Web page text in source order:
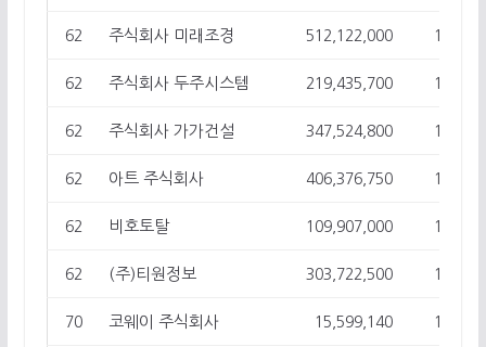
62 주식회사 미래조경 512,122,000 11
62 주식회사 두주시스템 219,435,700 11
62 주식회사 가가건설 347,524,800 11
62 아트 주식회사 406,376,750 11
62 비호토탈 109,907,000 11
62 (주)티원정보 303,722,500 11
70 코웨이 주식회사 15,599,140 10